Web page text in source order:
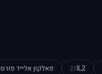
IL2
21 פאלקון אלייד פורס